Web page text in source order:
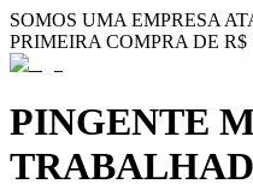
SOMOS UMA EMPRESA
PRIMEIRA COMPRA DE R$
PINGENTE